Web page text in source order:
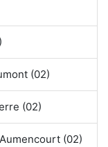
(02)
(02)
(02)